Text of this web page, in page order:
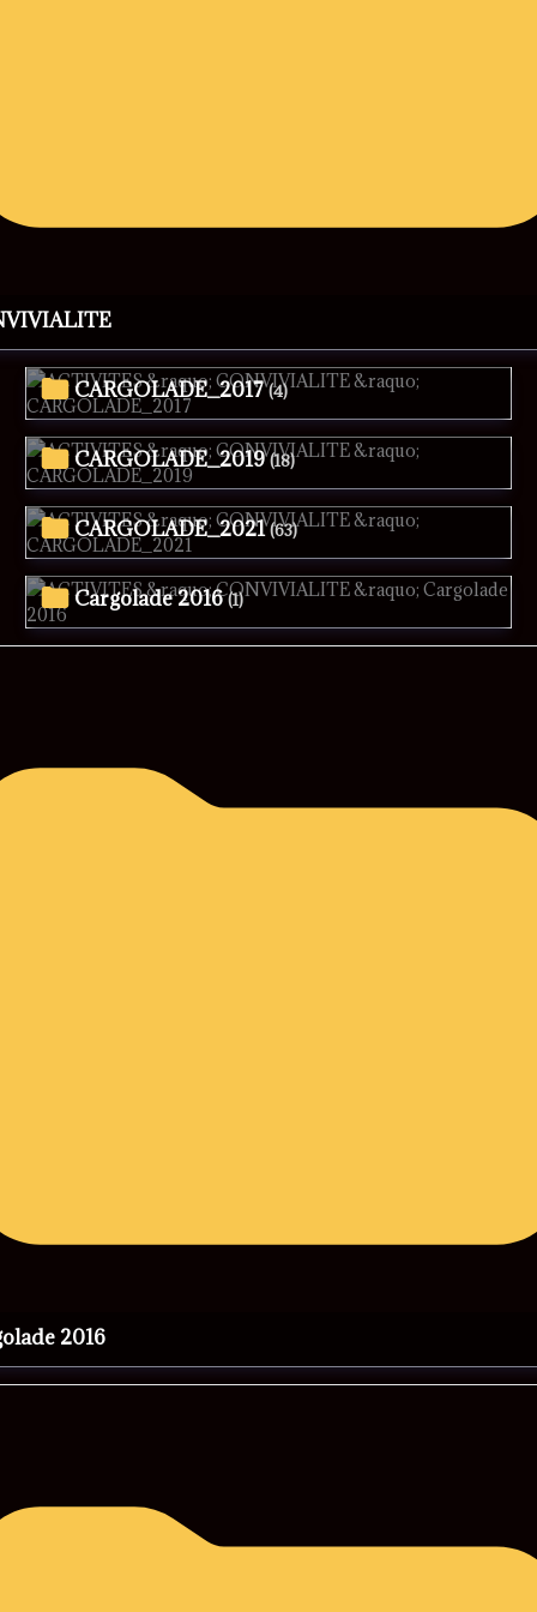
CARGOLADE_2017 (4)
CARGOLADE_2019 (18)
CARGOLADE_2021 (63)
Cargolade 2016 (1)
2016